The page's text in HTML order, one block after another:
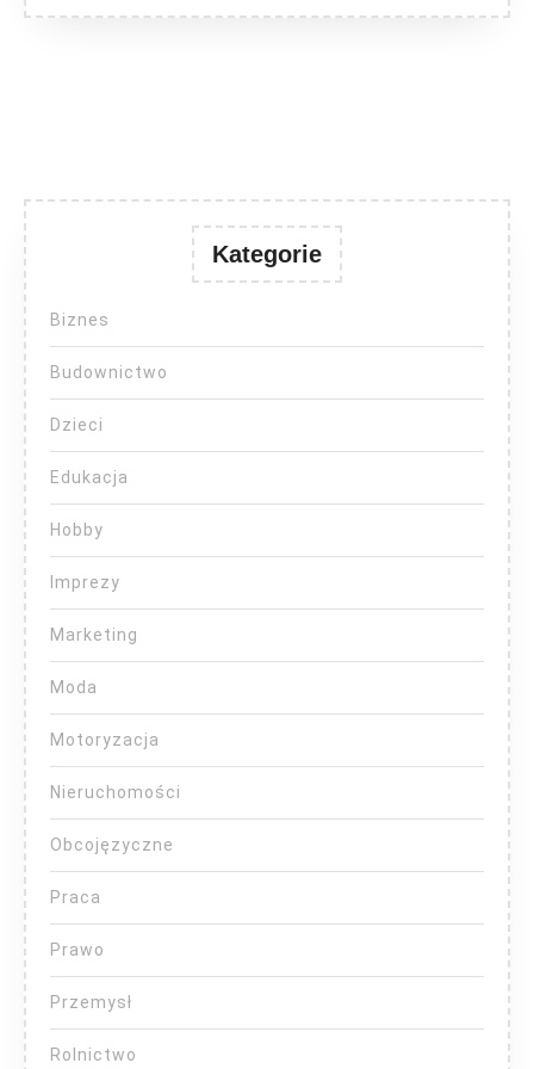
Kategorie
Biznes
Budownictwo
Dzieci
Edukacja
Hobby
Imprezy
Marketing
Moda
Motoryzacja
Nieruchomości
Obcojęzyczne
Praca
Prawo
Przemysł
Rolnictwo